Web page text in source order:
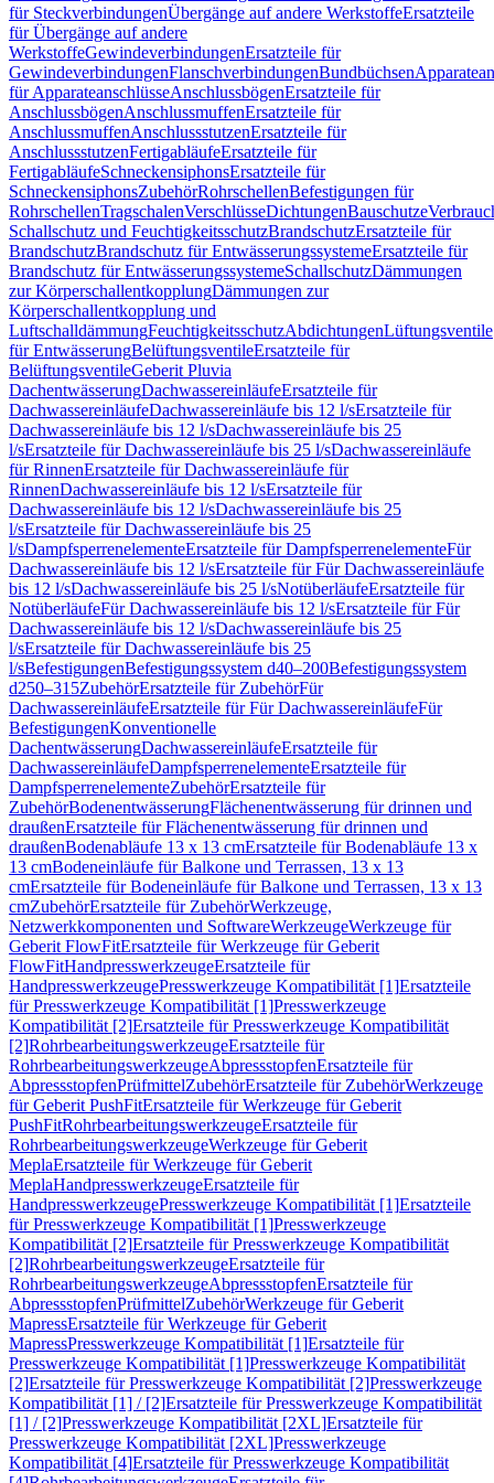
für SteckverbindungenÜbergänge auf andere WerkstoffeErsatzteile
für Übergänge auf andere
WerkstoffeGewindeverbindungenErsatzteile für
GewindeverbindungenFlanschverbindungenBundbüchsen
für ApparateanschlüsseAnschlussbögenErsatzteile für
AnschlussbögenAnschlussmuffenErsatzteile für
AnschlussmuffenAnschlussstutzenErsatzteile für
AnschlussstutzenFertigabläufeErsatzteile für
FertigabläufeSchneckensiphonsErsatzteile für
SchneckensiphonsZubehörRohrschellenBefestigungen für
RohrschellenTragschalenVerschlüsseDichtungenBauschutze
Schallschutz und FeuchtigkeitsschutzBrandschutzErsatzteile für
BrandschutzBrandschutz für EntwässerungssystemeErsatzteile für
Brandschutz für EntwässerungssystemeSchallschutzDämmungen
zur KörperschallentkopplungDämmungen zur
Körperschallentkopplung und
LuftschalldämmungFeuchtigkeitsschutzAbdichtungenLüftungsventile
für EntwässerungBelüftungsventileErsatzteile für
BelüftungsventileGeberit Pluvia
DachentwässerungDachwassereinläufeErsatzteile für
DachwassereinläufeDachwassereinläufe bis 12 l/sErsatzteile für
Dachwassereinläufe bis 12 l/sDachwassereinläufe bis 25
l/sErsatzteile für Dachwassereinläufe bis 25 l/sDachwassereinläufe
für RinnenErsatzteile für Dachwassereinläufe für
RinnenDachwassereinläufe bis 12 l/sErsatzteile für
Dachwassereinläufe bis 12 l/sDachwassereinläufe bis 25
l/sErsatzteile für Dachwassereinläufe bis 25
l/sDampfsperrenelementeErsatzteile für DampfsperrenelementeFür
Dachwassereinläufe bis 12 l/sErsatzteile für Für Dachwassereinläufe
bis 12 l/sDachwassereinläufe bis 25 l/sNotüberläufeErsatzteile für
NotüberläufeFür Dachwassereinläufe bis 12 l/sErsatzteile für Für
Dachwassereinläufe bis 12 l/sDachwassereinläufe bis 25
l/sErsatzteile für Dachwassereinläufe bis 25
l/sBefestigungenBefestigungssystem d40–200Befestigungssystem
d250–315ZubehörErsatzteile für ZubehörFür
DachwassereinläufeErsatzteile für Für DachwassereinläufeFür
BefestigungenKonventionelle
DachentwässerungDachwassereinläufeErsatzteile für
DachwassereinläufeDampfsperrenelementeErsatzteile für
DampfsperrenelementeZubehörErsatzteile für
ZubehörBodenentwässerungFlächenentwässerung für drinnen und
draußenErsatzteile für Flächenentwässerung für drinnen und
draußenBodenabläufe 13 x 13 cmErsatzteile für Bodenabläufe 13 x
13 cmBodeneinläufe für Balkone und Terrassen, 13 x 13
cmErsatzteile für Bodeneinläufe für Balkone und Terrassen, 13 x 13
cmZubehörErsatzteile für ZubehörWerkzeuge,
Netzwerkkomponenten und SoftwareWerkzeugeWerkzeuge für
Geberit FlowFitErsatzteile für Werkzeuge für Geberit
FlowFitHandpresswerkzeugeErsatzteile für
HandpresswerkzeugePresswerkzeuge Kompatibilität [1]Ersatzteile
für Presswerkzeuge Kompatibilität [1]Presswerkzeuge
Kompatibilität [2]Ersatzteile für Presswerkzeuge Kompatibilität
[2]RohrbearbeitungswerkzeugeErsatzteile für
RohrbearbeitungswerkzeugeAbpressstopfenErsatzteile für
AbpressstopfenPrüfmittelZubehörErsatzteile für ZubehörWerkzeuge
für Geberit PushFitErsatzteile für Werkzeuge für Geberit
PushFitRohrbearbeitungswerkzeugeErsatzteile für
RohrbearbeitungswerkzeugeWerkzeuge für Geberit
MeplaErsatzteile für Werkzeuge für Geberit
MeplaHandpresswerkzeugeErsatzteile für
HandpresswerkzeugePresswerkzeuge Kompatibilität [1]Ersatzteile
für Presswerkzeuge Kompatibilität [1]Presswerkzeuge
Kompatibilität [2]Ersatzteile für Presswerkzeuge Kompatibilität
[2]RohrbearbeitungswerkzeugeErsatzteile für
RohrbearbeitungswerkzeugeAbpressstopfenErsatzteile für
AbpressstopfenPrüfmittelZubehörWerkzeuge für Geberit
MapressErsatzteile für Werkzeuge für Geberit
MapressPresswerkzeuge Kompatibilität [1]Ersatzteile für
Presswerkzeuge Kompatibilität [1]Presswerkzeuge Kompatibilität
[2]Ersatzteile für Presswerkzeuge Kompatibilität [2]Presswerkzeuge
Kompatibilität [1] / [2]Ersatzteile für Presswerkzeuge Kompatibilität
[1] / [2]Presswerkzeuge Kompatibilität [2XL]Ersatzteile für
Presswerkzeuge Kompatibilität [2XL]Presswerkzeuge
Kompatibilität [4]Ersatzteile für Presswerkzeuge Kompatibilität